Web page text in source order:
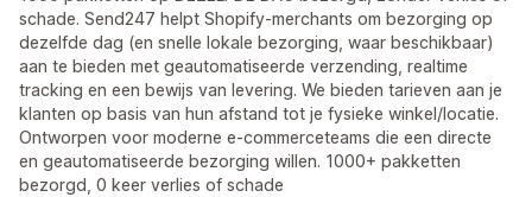
schade. Send247 helpt Shopify-merchants om bezorging op
dezelfde dag (en snelle lokale bezorging, waar beschikbaar)
aan te bieden met geautomatiseerde verzending, realtime
tracking en een bewijs van levering. We bieden tarieven aan je
klanten op basis van hun afstand tot je fysieke winkel/locatie.
Ontworpen voor moderne e-commerceteams die een directe
en geautomatiseerde bezorging willen. 1000+ pakketten
bezorgd, 0 keer verlies of schade